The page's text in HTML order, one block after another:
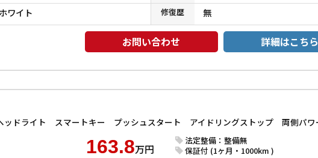
ホワイト 修復歴 無
お問い合わせ 詳細はこちら
163.8万円
法定整備：整備無
保証付 (1ヶ月・1000km )